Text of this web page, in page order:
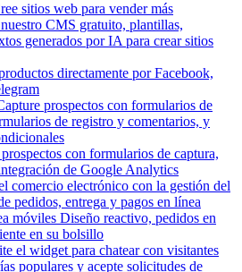
sitios web para vender más
CMS gratuito, plantillas,
generados por IA para crear sitios
directamente por Facebook,
prospectos con formularios de
de registro y comentarios, y
con formularios de captura,
de Google Analytics
comercio electrónico con la gestión del
pedidos, entrega y pagos en línea
móviles Diseño reactivo, pedidos en
en su bolsillo
el widget para chatear con visitantes
populares y acepte solicitudes de